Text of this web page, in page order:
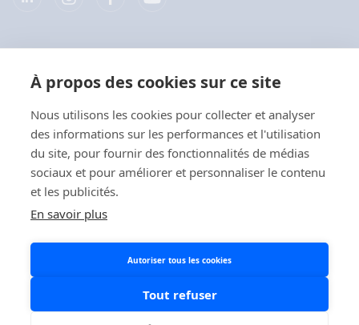
À propos des cookies sur ce site
Nous utilisons les cookies pour collecter et analyser
des informations sur les performances et l'utilisation
du site, pour fournir des fonctionnalités de médias
sociaux et pour améliorer et personnaliser le contenu
et les publicités.
En savoir plus
Autoriser tous les cookies
Tout refuser
Kies uw taal / Choisissez
votre langue
Français
Liens rapides
Confidentialité
Politique en matière de cookies
Politique relative aux réseaux sociaux